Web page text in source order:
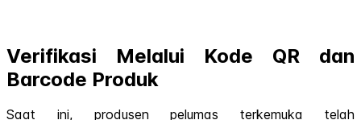
Verifikasi Melalui Kode QR dan
Barcode Produk
Saat ini, produsen pelumas terkemuka telah